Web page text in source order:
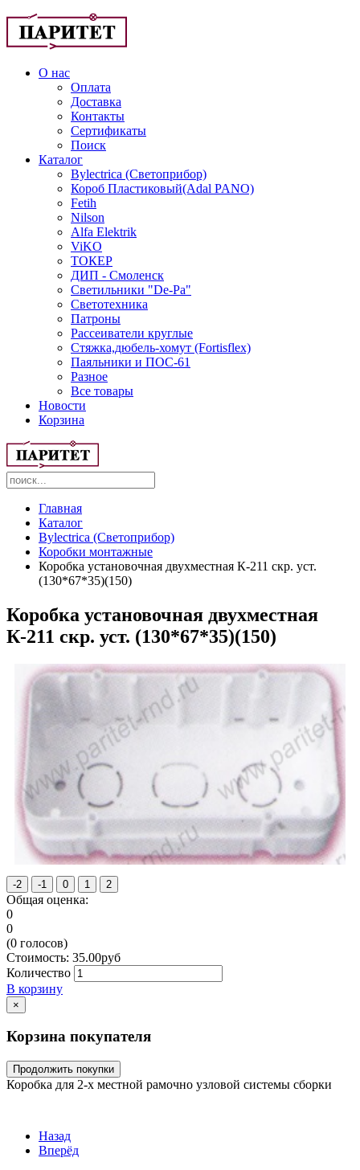
О нас
Оплата
Доставка
Контакты
Сертификаты
Поиск
Каталог
Bylectrica (Светоприбор)
Короб Пластиковый(Adal PANO)
Fetih
Nilson
Alfa Elektrik
ViKO
ТОКЕР
ДИП - Смоленск
Светильники "De-Pa"
Светотехника
Патроны
Рассеиватели круглые
Стяжка,дюбель-хомут (Fortisflex)
Паяльники и ПОС-61
Разное
Все товары
Новости
Корзина
Главная
Каталог
Bylectrica (Светоприбор)
Коробки монтажные
Коробка установочная двухместная К-211 скр. уст.
(130*67*35)(150)
Коробка установочная двухместная
К-211 скр. уст. (130*67*35)(150)
Общая оценка:
0
0
(0 голосов)
Стоимость: 35.00руб
Количество
В корзину
×
Корзина покупателя
Продолжить покупки
Коробка для 2-х местной рамочно узловой системы сборки
Назад
Вперёд